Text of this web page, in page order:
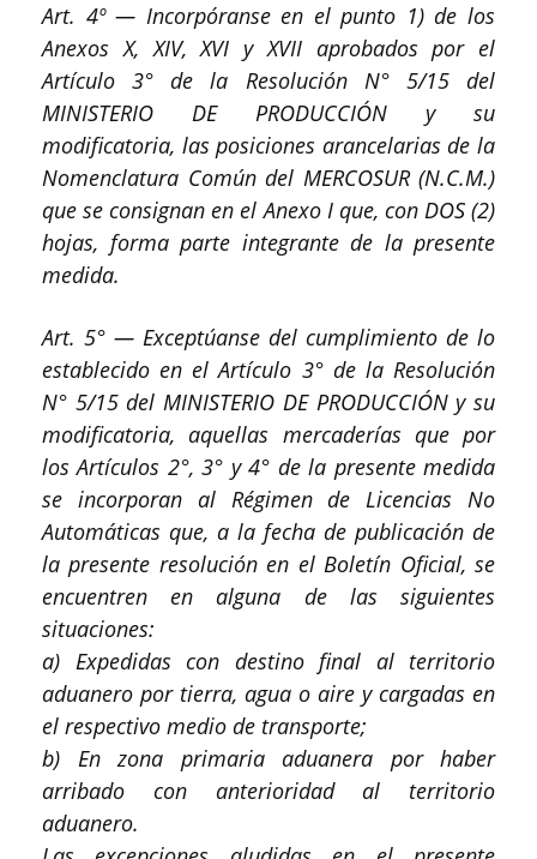
Art. 4º — Incorpóranse en el punto 1) de los
Anexos X, XIV, XVI y XVII aprobados por el
Artículo 3° de la Resolución N° 5/15 del
MINISTERIO DE PRODUCCIÓN y su
modificatoria, las posiciones arancelarias de la
Nomenclatura Común del MERCOSUR (N.C.M.)
que se consignan en el Anexo I que, con DOS (2)
hojas, forma parte integrante de la presente
medida.
Art. 5° — Exceptúanse del cumplimiento de lo
establecido en el Artículo 3° de la Resolución
N° 5/15 del MINISTERIO DE PRODUCCIÓN y su
modificatoria, aquellas mercaderías que por
los Artículos 2°, 3° y 4° de la presente medida
se incorporan al Régimen de Licencias No
Automáticas que, a la fecha de publicación de
la presente resolución en el Boletín Oficial, se
encuentren en alguna de las siguientes
situaciones:
a) Expedidas con destino final al territorio
aduanero por tierra, agua o aire y cargadas en
el respectivo medio de transporte;
b) En zona primaria aduanera por haber
arribado con anterioridad al territorio
aduanero.